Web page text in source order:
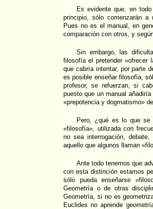
Es evidente que, en
principio, sólo comenzarán
Pues no es el manual, en
comparación con otros, y
Sin embargo, las
filosofía el pretender «ofrecer
que cabría intentar, por parte
es posible enseñar filosofía,
profesor, se refuerzan, si
puesto que un manual
«prepotencia y dogmatismo»
Pero, ¿qué es lo que se
«filosofía», utilizada con
no sea interrogación,
aquello que algunos llaman
Ante todo tenemos que
con esta distinción estamos
sólo pueda enseñarse
Geometría o de otras
Geometría, si no es
Euclides no aprende